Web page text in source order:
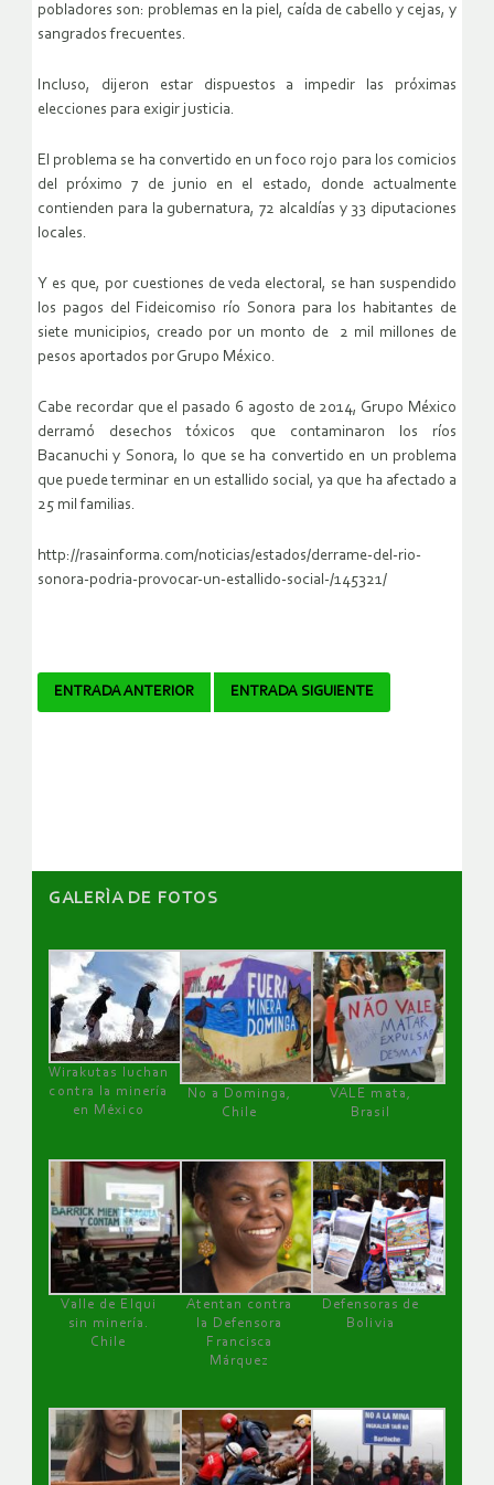
pobladores son: problemas en la piel, caída de cabello y cejas, y
sangrados frecuentes.
Incluso, dijeron estar dispuestos a impedir las próximas
elecciones para exigir justicia.
El problema se ha convertido en un foco rojo para los comicios
del próximo 7 de junio en el estado, donde actualmente
contienden para la gubernatura, 72 alcaldías y 33 diputaciones
locales.
Y es que, por cuestiones de veda electoral, se han suspendido
los pagos del Fideicomiso río Sonora para los habitantes de
siete municipios, creado por un monto de 2 mil millones de
pesos aportados por Grupo México.
Cabe recordar que el pasado 6 agosto de 2014, Grupo México
derramó desechos tóxicos que contaminaron los ríos
Bacanuchi y Sonora, lo que se ha convertido en un problema
que puede terminar en un estallido social, ya que ha afectado a
25 mil familias.
http://rasainforma.com/noticias/estados/derrame-del-rio-
sonora-podria-provocar-un-estallido-social-/145321/
Navegador
ENTRADA ANTERIOR ENTRADA SIGUIENTE
GALERÌA DE FOTOS
Wirakutas luchan
contra la minería
en México
No a Dominga,
Chile
VALE mata,
Brasil
Valle de Elqui
sin minería.
Chile
Atentan contra
la Defensora
Francisca
Márquez
Defensoras de
Bolivia